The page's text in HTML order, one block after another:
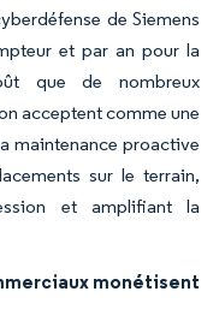
de Siemens
et par an pour la
que de nombreux
acceptent comme une
maintenance proactive
sur le terrain,
et amplifiant la
monétisent